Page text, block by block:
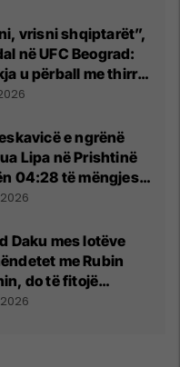
vrisni shqiptarët”,
në UFC Beograd:
u përball me thirrje
nga
e ngrënë
Lipa në Prishtinë
04:28 të mëngjesit
digjitale serbe
Daku mes lotëve
me Rubin
do të fitojë
te Spartak Moska